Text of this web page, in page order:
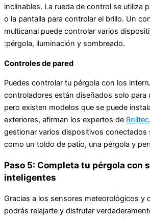
inclinables. La rueda de control se utiliza
o la pantalla para controlar el brillo. Un
multicanal puede controlar varios
:pérgola, iluminación y sombreado.
Controles de pared
Puedes controlar tu pérgola con los
controladores están diseñados solo para
pero existen modelos que se puede
exteriores, afirman los expertos de Rolltec
gestionar varios dispositivos conectados
como un toldo de patio, una pérgola y
Paso 5: Completa tu pérgola con
inteligentes
Gracias a los sensores meteorológicos y
podrás relajarte y disfrutar